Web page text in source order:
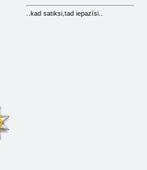
..kad satiksi,tad iepazīsi..